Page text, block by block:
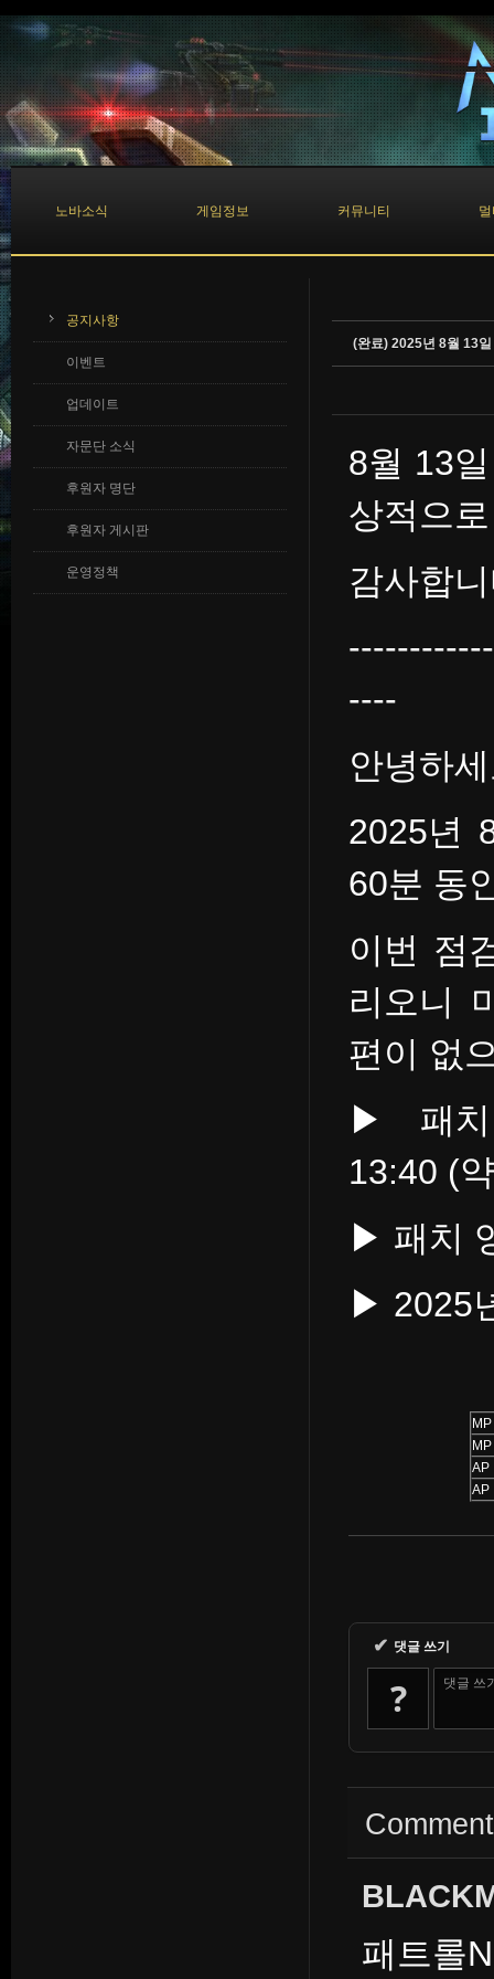
노바소식 게임정보 커뮤니티
공지사항
이벤트
업데이트
자문단 소식
후원자 명단
후원자 게시판
운영정책
(완료) 2025년 8월 13
8월 13
상적으
감사합
----
안녕하
2025년
60분 동
이번 점
리오니
편이 없
▶ 패치
13:40 (
▶ 패치
▶ 2025
MP
MP
AP
AP
✔ 댓글 쓰기
? 댓글 쓰
패트롤
Sketchbook5, 스케치북5
Sketchbook5, 스케치북5